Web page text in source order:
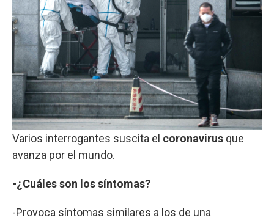
Varios interrogantes suscita el coronavirus que
avanza por el mundo.
-¿Cuáles son los síntomas?
-Provoca síntomas similares a los de una